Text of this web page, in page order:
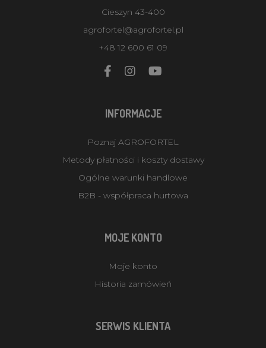
Cieszyn 43-400
agrofortel@agrofortel.pl
+48 12 600 61 09
INFORMACJE
Poznaj AGROFORTEL
Metody płatności i koszty dostawy
Ogólne warunki handlowe
B2B - współpraca hurtowa
MOJE KONTO
Moje konto
Historia zamówień
SERWIS KLIENTA